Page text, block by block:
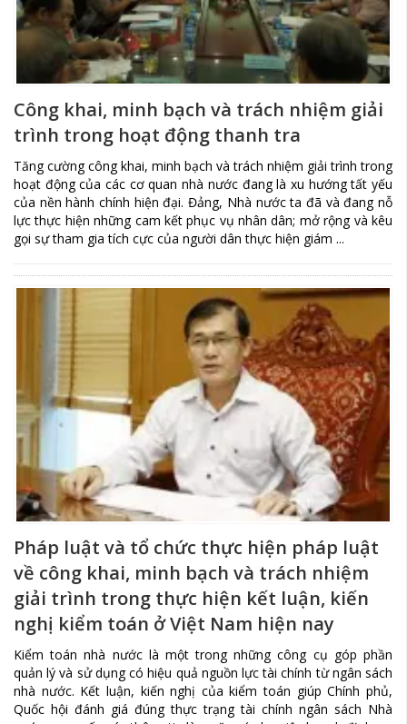
Công khai, minh bạch và trách nhiệm giải
trình trong hoạt động thanh tra
Tăng cường công khai, minh bạch và trách nhiệm giải trình trong
hoạt động của các cơ quan nhà nước đang là xu hướng tất yếu
của nền hành chính hiện đại. Đảng, Nhà nước ta đã và đang nỗ
lực thực hiện những cam kết phục vụ nhân dân; mở rộng và kêu
gọi sự tham gia tích cực của người dân thực hiện giám ...
Pháp luật và tổ chức thực hiện pháp luật
về công khai, minh bạch và trách nhiệm
giải trình trong thực hiện kết luận, kiến
nghị kiểm toán ở Việt Nam hiện nay
Kiểm toán nhà nước là một trong những công cụ góp phần
quản lý và sử dụng có hiệu quả nguồn lực tài chính từ ngân sách
nhà nước. Kết luận, kiến nghị của kiểm toán giúp Chính phủ,
Quốc hội đánh giá đúng thực trạng tài chính ngân sách Nhà